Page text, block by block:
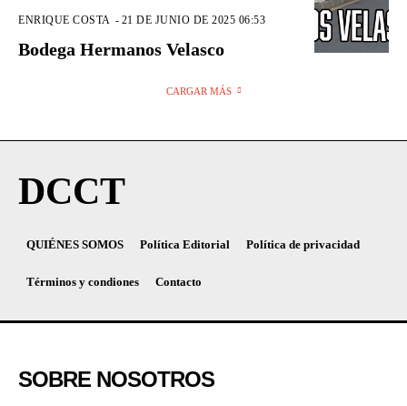
ENRIQUE COSTA - 21 DE JUNIO DE 2025 06:53
Bodega Hermanos Velasco
CARGAR MÁS
DCCT
QUIÉNES SOMOS Política Editorial Política de privacidad
Términos y condiones Contacto
SOBRE NOSOTROS